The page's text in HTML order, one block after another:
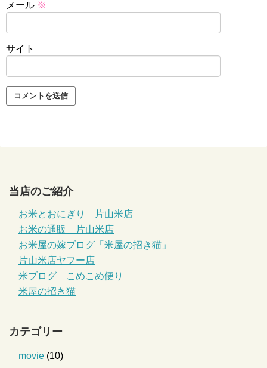
メール ※
サイト
当店のご紹介
お米とおにぎり 片山米店
お米の通販 片山米店
お米屋の嫁ブログ「米屋の招き猫」
片山米店ヤフー店
米ブログ こめこめ便り
米屋の招き猫
カテゴリー
movie (10)